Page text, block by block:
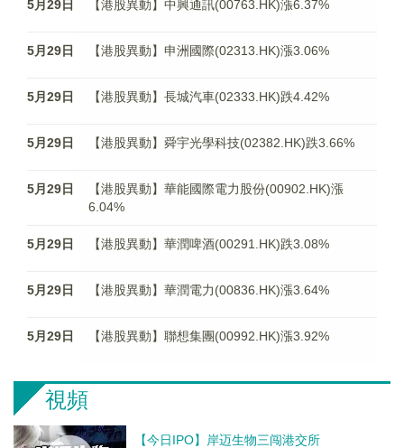
5月29日 【港股異動】中興通訊(00763.HK)漲6.37%
5月29日 【港股異動】申洲國際(02313.HK)漲3.06%
5月29日 【港股異動】長城汽車(02333.HK)跌4.42%
5月29日 【港股異動】舜宇光學科技(02382.HK)跌3.66%
5月29日
【港股異動】華能國際電力股份(00902.HK)漲
6.04%
5月29日 【港股異動】華潤啤酒(00291.HK)跌3.08%
5月29日 【港股異動】華潤電力(00836.HK)漲3.64%
5月29日 【港股異動】聯想集團(00992.HK)漲3.92%
視頻
【今日IPO】岸迈生物三闯港交所